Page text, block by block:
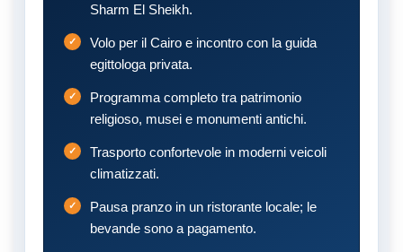
Sharm El Sheikh.
Volo per il Cairo e incontro con la guida
egittologa privata.
Programma completo tra patrimonio
religioso, musei e monumenti antichi.
Trasporto confortevole in moderni veicoli
climatizzati.
Pausa pranzo in un ristorante locale; le
bevande sono a pagamento.